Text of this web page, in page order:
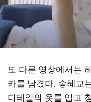
또 다른 영상에서는
카를 남겼다. 송혜교
디테일의 옷를 입고